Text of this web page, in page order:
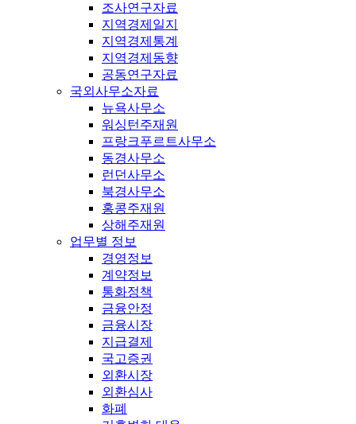
조사연구자료
지역경제일지
지역경제통계
지역경제동향
공동연구자료
국외사무소자료
뉴욕사무소
워싱턴주재원
프랑크푸르트사무소
동경사무소
런던사무소
북경사무소
홍콩주재원
상해주재원
업무별 정보
경영정보
계약정보
통화정책
금융안정
금융시장
지급결제
국고증권
외환시장
외환심사
화폐